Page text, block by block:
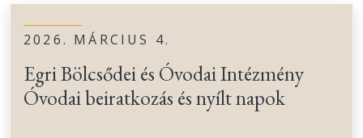
2026. MÁRCIUS 4.
Egri Bölcsődei és Óvodai Intézmény
Óvodai beiratkozás és nyílt napok